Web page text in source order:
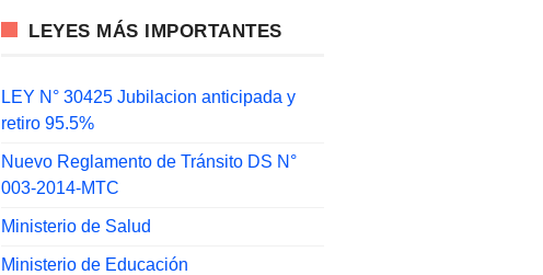
LEYES MÁS IMPORTANTES
LEY N° 30425 Jubilacion anticipada y
retiro 95.5%
Nuevo Reglamento de Tránsito DS N°
003-2014-MTC
Ministerio de Salud
Ministerio de Educación